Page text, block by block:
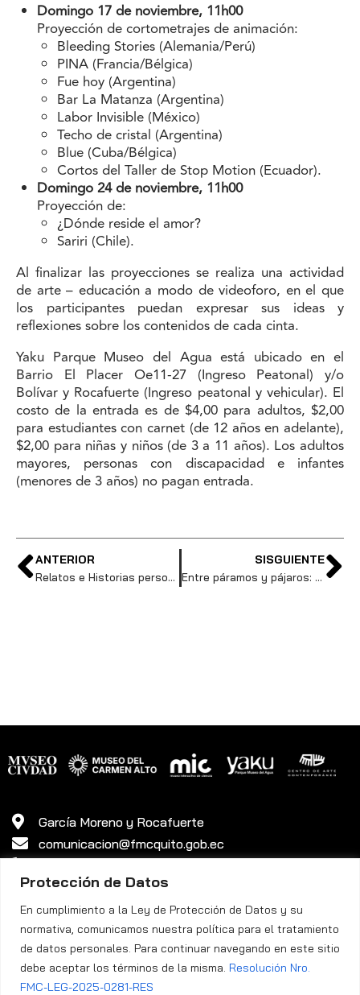
Protección de Datos
En cumplimiento a la Ley de Protección de Datos y su
normativa, comunicamos nuestra política para el tratamiento
de datos personales. Para continuar navegando en este sitio
debe aceptar los términos de la misma. Resolución Nro.
FMC-LEG-2025-0281-RES
Domingo 17 de noviembre, 11h00
Proyección de cortometrajes de animación:
Bleeding Stories (Alemania/Perú)
PINA (Francia/Bélgica)
Fue hoy (Argentina)
Bar La Matanza (Argentina)
Labor Invisible (México)
Techo de cristal (Argentina)
Blue (Cuba/Bélgica)
Cortos del Taller de Stop Motion (Ecuador).
Domingo 24 de noviembre, 11h00
Proyección de:
¿Dónde reside el amor?
Sariri (Chile).
Al finalizar las proyecciones se realiza una actividad
de arte – educación a modo de videoforo, en el que
los participantes puedan expresar sus ideas y
reflexiones sobre los contenidos de cada cinta.
Yaku Parque Museo del Agua está ubicado en el
Barrio El Placer Oe11-27 (Ingreso Peatonal) y/o
Bolívar y Rocafuerte (Ingreso peatonal y vehicular). El
costo de la entrada es de $4,00 para adultos, $2,00
para estudiantes con carnet (de 12 años en adelante),
$2,00 para niñas y niños (de 3 a 11 años). Los adultos
mayores, personas con discapacidad e infantes
(menores de 3 años) no pagan entrada.
ANTERIOR
Relatos e Historias personales sobre plantas medicinales: Encuentro de Hierbateras
SISGUIENTE
Entre páramos y pájaros: Una actividad comunitaria para descubrir más sobre la avifauna
García Moreno y Rocafuerte
comunicacion@fmcquito.gob.ec
Política de Privacidad